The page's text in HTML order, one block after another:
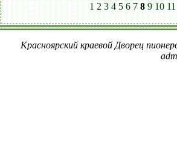
1 2 3 4 5 6 7 8 9 10 11
Красноярский краевой Дворец